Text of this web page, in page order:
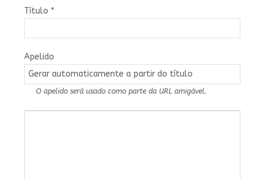
Título *
Apelido
O apelido será usado como parte da URL amigável.